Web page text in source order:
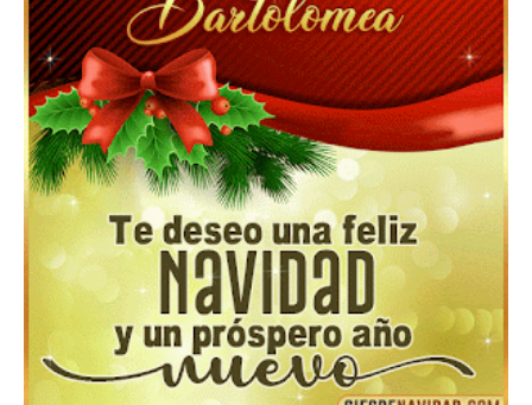
Feliz Navidad y próspero Año Nuevo Edmunda